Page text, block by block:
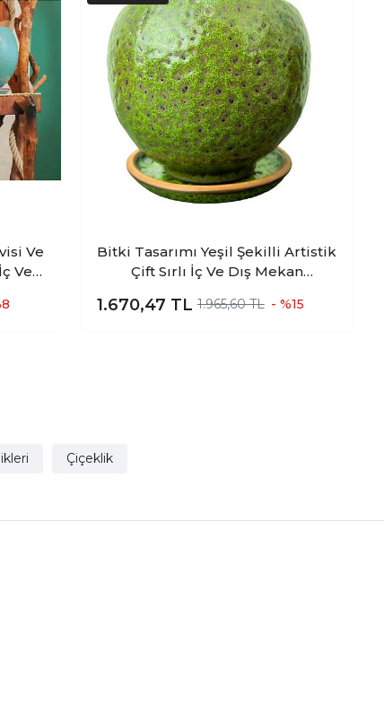
Ve
Bitki Tasarımı Yeşil Şekilli Artistik
Çift Sırlı İç Ve Dış Mekan
Terrakota Saksı Saksılık Salon
1.670,47 TL 1.965,60 TL - %15
Çiçeklik